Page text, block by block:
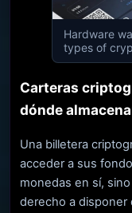
Hardware
types of
Carteras
dónde
Una billetera
acceder a sus
monedas en sí,
derecho a disponer